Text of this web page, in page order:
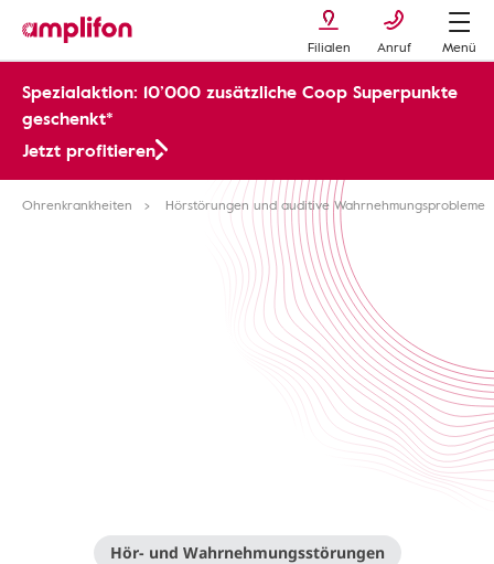
Filialen Anruf Menü
Spezialaktion: 10’000 zusätzliche Coop Superpunkte
geschenkt*
Jetzt profitieren
Ohrenkrankheiten Hörstörungen und auditive Wahrnehmungsprobleme
Hör- und Wahrnehmungsstörungen